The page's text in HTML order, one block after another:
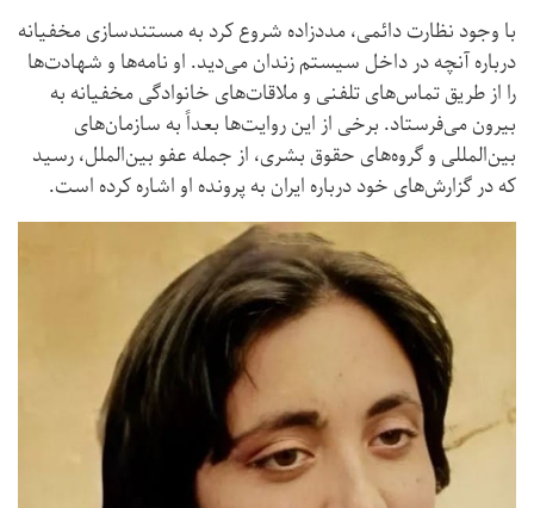
با وجود نظارت دائمی، مددزاده شروع کرد به مستندسازی مخفیانه
درباره آنچه در داخل سیستم زندان می‌دید. او نامه‌ها و شهادت‌ها
را از طریق تماس‌های تلفنی و ملاقات‌های خانوادگی مخفیانه به
بیرون می‌فرستاد. برخی از این روایت‌ها بعداً به سازمان‌های
بین‌المللی و گروه‌های حقوق بشری، از جمله عفو بین‌الملل، رسید
که در گزارش‌های خود درباره ایران به پرونده او اشاره کرده است.